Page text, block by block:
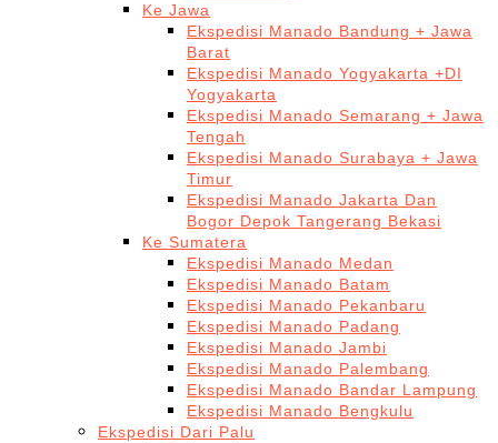
Ke Jawa
Ekspedisi Manado Bandung + Jawa
Barat
Ekspedisi Manado Yogyakarta +DI
Yogyakarta
Ekspedisi Manado Semarang + Jawa
Tengah
Ekspedisi Manado Surabaya + Jawa
Timur
Ekspedisi Manado Jakarta Dan
Bogor Depok Tangerang Bekasi
Ke Sumatera
Ekspedisi Manado Medan
Ekspedisi Manado Batam
Ekspedisi Manado Pekanbaru
Ekspedisi Manado Padang
Ekspedisi Manado Jambi
Ekspedisi Manado Palembang
Ekspedisi Manado Bandar Lampung
Ekspedisi Manado Bengkulu
Ekspedisi Dari Palu